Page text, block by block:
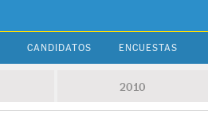
CANDIDATOS ENCUESTAS
2010